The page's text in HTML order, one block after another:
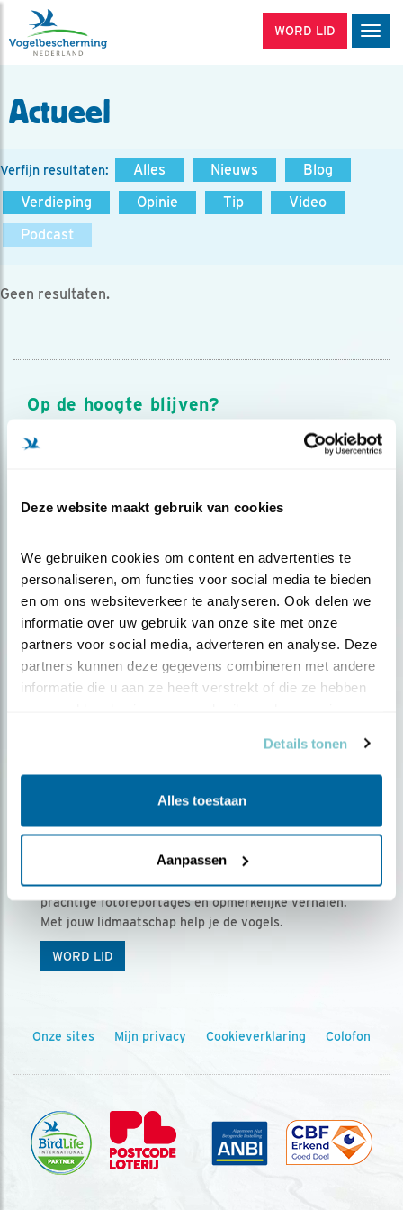
Deze website maakt gebruik van cookies
We gebruiken cookies om content en advertenties te
personaliseren, om functies voor social media te bieden
en om ons websiteverkeer te analyseren. Ook delen we
informatie over uw gebruik van onze site met onze
partners voor social media, adverteren en analyse. Deze
partners kunnen deze gegevens combineren met andere
informatie die u aan ze heeft verstrekt of die ze hebben
Details tonen
Alles toestaan
Aanpassen
WORD LID
Actueel
Verfijn resultaten: Alles Nieuws
Blog
Verdieping
Opinie Tip
Video
Podcast
Geen resultaten.
Op de hoogte blijven?
Meld je aan en ontvang nieuws, inspiratie, acties en tips
over vogels en activiteiten van Vogelbescherming.
Ontvang 5 x Vogels voor € 36,00 per jaar
Vogels is het tijdschrift voor onze leden, met
prachtige fotoreportages en opmerkelijke verhalen.
Met jouw lidmaatschap help je de vogels.
WORD LID
Onze sites Mijn privacy Cookieverklaring Colofon